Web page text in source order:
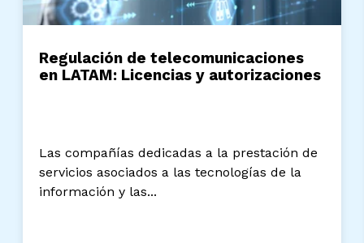
Regulación de telecomunicaciones
en LATAM: Licencias y autorizaciones
Las compañías dedicadas a la prestación de
servicios asociados a las tecnologías de la
información y las...